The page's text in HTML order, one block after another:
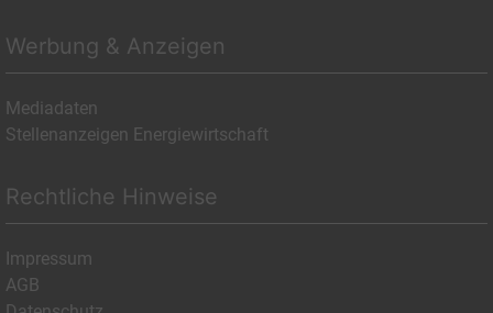
Werbung & Anzeigen
Mediadaten
Stellenanzeigen Energiewirtschaft
Rechtliche Hinweise
Impressum
AGB